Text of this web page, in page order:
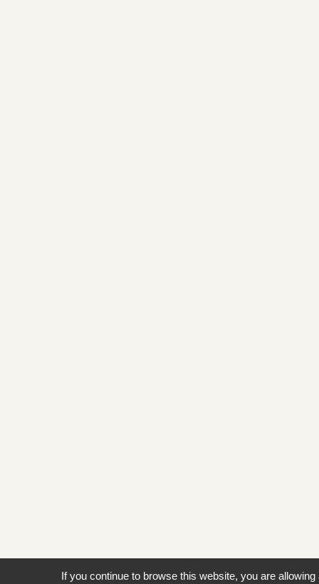
If you continue to browse this website, you are